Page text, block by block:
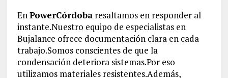
EnPowerCórdobaresaltamos en responder al
instante.Nuestro equipo de especialistas en
Bujalance ofrece documentación clara en cada
trabajo.Somos conscientes de que la
condensación deteriora sistemas.Por eso
utilizamos materiales resistentes.Además,